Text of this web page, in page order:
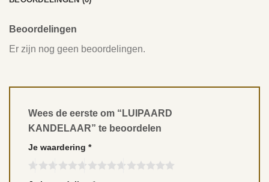
Beoordelingen
Er zijn nog geen beoordelingen.
Wees de eerste om “LUIPAARD
KANDELAAR” te beoordelen
Je waardering *